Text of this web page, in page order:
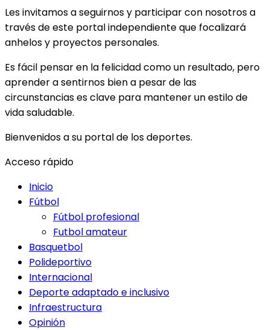
Les invitamos a seguirnos y participar con nosotros a
través de este portal independiente que focalizará
anhelos y proyectos personales.
Es fácil pensar en la felicidad como un resultado, pero
aprender a sentirnos bien a pesar de las
circunstancias es clave para mantener un estilo de
vida saludable.
Bienvenidos a su portal de los deportes.
Acceso rápido
Inicio
Fútbol
Fútbol profesional
Futbol amateur
Basquetbol
Polideportivo
Internacional
Deporte adaptado e inclusivo
Infraestructura
Opinión